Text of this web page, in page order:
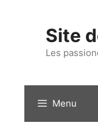
Site
Les
Menu